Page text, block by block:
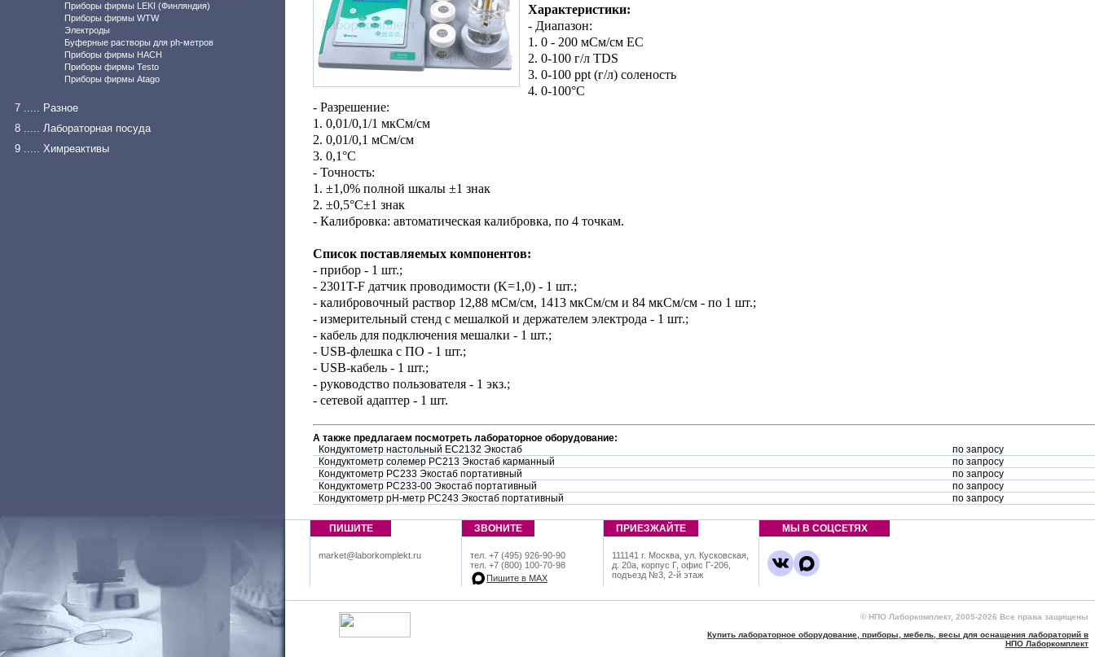
Приборы фирмы LEKI (Финляндия)
Приборы фирмы WTW
Электроды
Буферные растворы для ph-метров
Приборы фирмы HACH
Приборы фирмы Testo
Приборы фирмы Atago
7 ..... Разное
8 ..... Лабораторная посуда
9 ..... Химреактивы
Характеристики:
- Диапазон:
1. 0 - 200 мСм/см EC
2. 0-100 г/л TDS
3. 0-100 ppt (г/л) соленость
4. 0-100°C
- Разрешение:
1. 0,01/0,1/1 мкСм/см
2. 0,01/0,1 мСм/см
3. 0,1°С
- Точность:
1. ±1,0% полной шкалы ±1 знак
2. ±0,5°C±1 знак
- Калибровка: автоматическая калибровка, по 4 точкам.
Список поставляемых компонентов:
- прибор - 1 шт.;
- 2301T-F датчик проводимости (K=1,0) - 1 шт.;
- калибровочный раствор 12,88 мСм/см, 1413 мкСм/см и 84 мкСм/см - по 1 шт.;
- измерительный стенд с мешалкой и держателем электрода - 1 шт.;
- кабель для подключения мешалки - 1 шт.;
- USB-флешка с ПО - 1 шт.;
- USB-кабель - 1 шт.;
- руководство пользователя - 1 экз.;
- сетевой адаптер - 1 шт.
А также предлагаем посмотреть лабораторное оборудование:
Кондуктометр настольный EC2132 Экостаб
по запросу
Кондуктометр солемер PC213 Экостаб карманный
по запросу
Кондуктометр PC233 Экостаб портативный
по запросу
Кондуктометр PC233-00 Экостаб портативный
по запросу
Кондуктометр рН-метр PC243 Экостаб портативный
по запросу
ПИШИТЕ
market@laborkomplekt.ru
ЗВОНИТЕ
тел. +7 (495) 926-90-90
тел. +7 (800) 100-70-98
Пишите в МАХ
ПРИЕЗЖАЙТЕ
111141 г. Москва, ул. Кусковская,
д. 20а, корпус Г, офис Г-206,
подъезд №3, 2-й этаж
МЫ В СОЦСЕТЯХ
© НПО Лаборкомплект, 2005-2026 Все права защищены
Купить лабораторное оборудование, приборы, мебель, весы для оснащения лабораторий в
НПО Лаборкомплект